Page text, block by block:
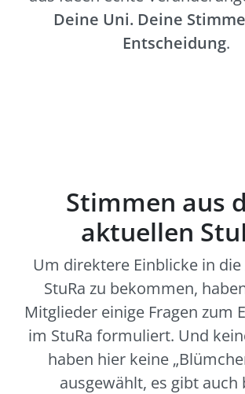
Deine Uni. Deine
Entscheidung.
Stimmen aus
aktuellen
Um direktere Einblicke in
StuRa zu bekommen,
Mitglieder einige Fragen zum
im StuRa formuliert. Und
haben hier keine
ausgewählt, es gibt auch